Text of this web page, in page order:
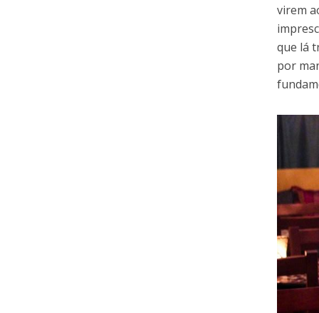
virem
que lá
por